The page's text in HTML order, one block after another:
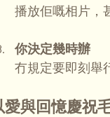
播放佢嘅相片，
你決定幾時辦
冇規定要即刻舉
愛與回憶慶祝